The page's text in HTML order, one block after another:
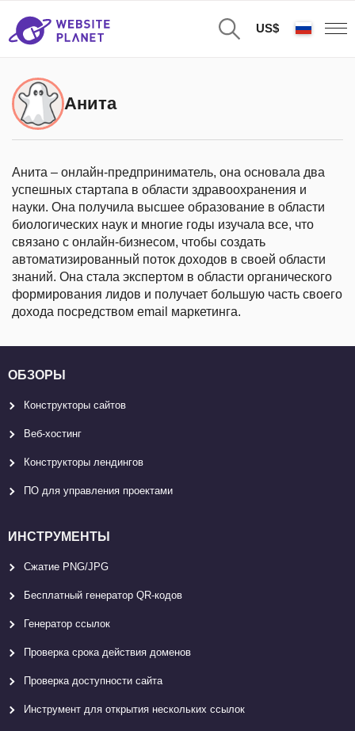
US$
Анита
Анита – онлайн-предприниматель, она основала два
успешных стартапа в области здравоохранения и
науки. Она получила высшее образование в области
биологических наук и многие годы изучала все, что
связано с онлайн-бизнесом, чтобы создать
автоматизированный поток доходов в своей области
знаний. Она стала экспертом в области органического
формирования лидов и получает большую часть своего
дохода посредством email маркетинга.
ОБЗОРЫ
Конструкторы сайтов
Веб-хостинг
Конструкторы лендингов
ПО для управления проектами
ИНСТРУМЕНТЫ
Сжатие PNG/JPG
Бесплатный генератор QR-кодов
Генератор ссылок
Проверка срока действия доменов
Проверка доступности сайта
Инструмент для открытия нескольких ссылок